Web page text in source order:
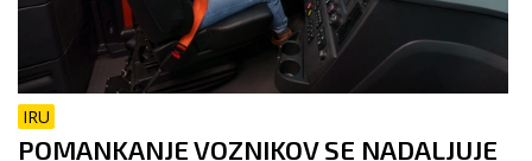
IRU
POMANKANJE VOZNIKOV SE NADALJUJE